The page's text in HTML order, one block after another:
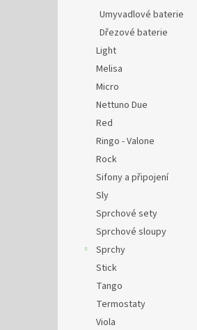
Umyvadlové baterie
Dřezové baterie
Light
Melisa
Micro
Nettuno Due
Red
Ringo - Valone
Rock
Sifony a připojení
Sly
Sprchové sety
Sprchové sloupy
Sprchy
Stick
Tango
Termostaty
Viola